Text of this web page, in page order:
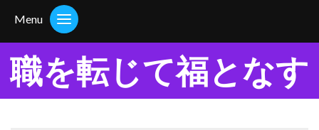
Menu
職を転じて福となす